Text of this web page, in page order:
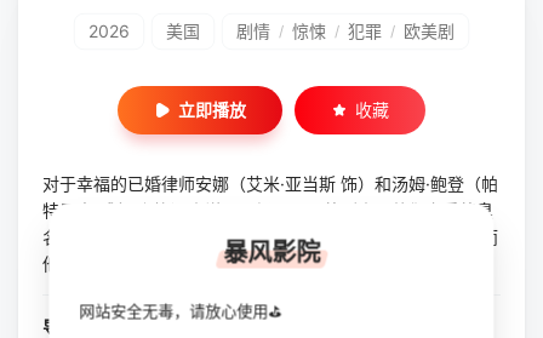
2026 美国 剧情 / 惊悚 / 犯罪 / 欧美剧
立即播放 收藏
对于幸福的已婚律师安娜（艾米·亚当斯 饰）和汤姆·鲍登（帕
特里克·威尔逊 饰）来说，一场风暴即将到来。他们亲手将臭
名昭著的杀手马克斯·卡迪（哈维尔·巴登 饰）送进了监狱，而
他却被释放出狱——他想要复仇...
导演： 乔·拜尔德 瑞德·穆拉诺
暴风影院
网站安全无毒，请放心使用⛳